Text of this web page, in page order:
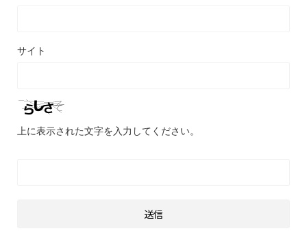
サイト
上に表示された文字を入力してください。